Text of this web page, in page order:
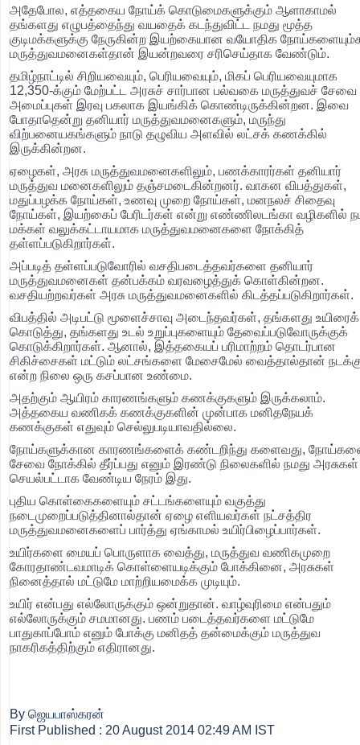
அதேபோல, எத்தகைய நோய்க் கொடுமைகளுக்கும் ஆளாகாமல்
தங்களது எழுபத்தைந்து வயதைக் கடந்துவிட்ட நமது மூத்த
குடிமக்களுக்கு நேருகின்ற இயற்கையான வயோதிக
மருத்துவமனைகள்தான் இயன்றவரை சரிசெய்தாக வேண்டும்.
தமிழ்நாட்டில் சிறியவையும், பெரியவையும், மிகப் பெரியவையுமாக
12,350-க்கும் மேற்பட்ட அரசுச் சார்பான பல்வகை மருத்துவச் சேவை
அமைப்புகள் இரவு பகலாக இயங்கிக் கொண்டிருக்கின்றன. இவை
போதாதென்று தனியார் மருத்துவமனைகளும், மருந்து
விற்பனையகங்களும் நாடு தழுவிய அளவில் லட்சக் கணக்கில்
இருக்கின்றன.
ஏழைகள், அரசு மருத்துவமனைகளிலும், பணக்காரர்கள் தனியார்
மருத்துவ மனைகளிலும் தஞ்சமடைகின்றனர். வாகன விபத்துகள்,
மதுப்பழக்க நோய்கள், உணவு முறை நோய்கள், மனநலச் சிதைவு
நோய்கள், இயற்கைப் பேரிடர்கள் என்று எண்ணிலடங்கா வழிகளில்
மக்கள் வலுக்கட்டாயமாக மருத்துவமனைகளை நோக்கித்
தள்ளப்படுகிறார்கள்.
அப்படித் தள்ளப்படுவோரில் வசதிபடைத்தவர்களை தனியார்
மருத்துவமனைகள் தன்பக்கம் வரவழைத்துக் கொள்கின்றன.
வசதியற்றவர்கள் அரசு மருத்துவமனைகளில் கிடத்தப்படுகிறார்கள்.
விபத்தில் அடிபட்டு மூளைச்சாவு அடைந்தவர்கள், தங்களது உயிரைக்
கொடுத்து, தங்களது உடல் உறுப்புகளையும் தேவைப்படுவோருக்குக்
கொடுக்கிறார்கள். ஆனால், இத்தகையப் பரிமாற்றம் தொடர்பான
சிகிச்சைகள் மட்டும் லட்சங்களை மேசைமேல் வைத்தால்தான்
என்ற நிலை ஒரு கசப்பான உண்மை.
அதற்கும் ஆயிரம் காரணங்களும் கணக்குகளும் இருக்கலாம்.
அத்தகைய வணிகக் கணக்குகளின் முன்பாக மனிதநேயக்
கணக்குகள் எதுவும் செல்லுபடியாவதில்லை.
நோய்களுக்கான காரணங்களைக் கண்டறிந்து களைவது,
சேவை நோக்கில் தீர்ப்பது எனும் இரண்டு நிலைகளில் நமது அரசுகள்
செயல்பட்டாக வேண்டிய நேரம் இது.
புதிய கொள்கைகளையும் சட்டங்களையும் வகுத்து
நடைமுறைப்படுத்தினால்தான் ஏழை எளியவர்கள் நட்சத்திர
மருத்துவமனைகளைப் பார்த்து ஏங்காமல் உயிர்பிழைப்பார்கள்.
உயிர்களை மையப் பொருளாக வைத்து, மருத்துவ வணிகமுறை
கோரதாண்டவமாடிக் கொள்ளையடிக்கும் போக்கினை, அரசுகள்
நினைத்தால் மட்டுமே மாற்றியமைக்க முடியும்.
உயிர் என்பது எல்லோருக்கும் ஒன்றுதான். வாழ்வுரிமை என்பதும்
எல்லோருக்கும் சமமானது. பணம் படைத்தவர்களை மட்டுமே
பாதுகாப்போம் எனும் போக்கு மனிதத் தன்மைக்கும் மருத்துவ
நாகரிகத்திற்கும் எதிரானது.
By ஜெயபாஸ்கரன்
First Published : 20 August 2014 02:49 AM IST